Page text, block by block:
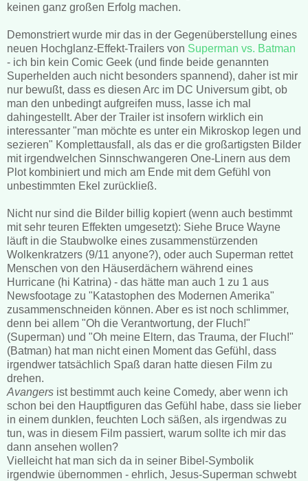
keinen ganz großen Erfolg machen.
Demonstriert wurde mir das in der Gegenüberstellung eines
neuen Hochglanz-Effekt-Trailers von Superman vs. Batman
- ich bin kein Comic Geek (und finde beide genannten
Superhelden auch nicht besonders spannend), daher ist mir
nur bewußt, dass es diesen Arc im DC Universum gibt, ob
man den unbedingt aufgreifen muss, lasse ich mal
dahingestellt. Aber der Trailer ist insofern wirklich ein
interessanter "man möchte es unter ein Mikroskop legen und
sezieren" Komplettausfall, als das er die großartigsten Bilder
mit irgendwelchen Sinnschwangeren One-Linern aus dem
Plot kombiniert und mich am Ende mit dem Gefühl von
unbestimmten Ekel zurückließ.
Nicht nur sind die Bilder billig kopiert (wenn auch bestimmt
mit sehr teuren Effekten umgesetzt): Siehe Bruce Wayne
läuft in die Staubwolke eines zusammenstürzenden
Wolkenkratzers (9/11 anyone?), oder auch Superman rettet
Menschen von den Häuserdächern während eines
Hurricane (hi Katrina) - das hätte man auch 1 zu 1 aus
Newsfootage zu "Katastophen des Modernen Amerika"
zusammenschneiden können. Aber es ist noch schlimmer,
denn bei allem "Oh die Verantwortung, der Fluch!"
(Superman) und "Oh meine Eltern, das Trauma, der Fluch!"
(Batman) hat man nicht einen Moment das Gefühl, dass
irgendwer tatsächlich Spaß daran hatte diesen Film zu
drehen.
Avangers ist bestimmt auch keine Comedy, aber wenn ich
schon bei den Hauptfiguren das Gefühl habe, dass sie lieber
in einem dunklen, feuchten Loch säßen, als irgendwas zu
tun, was in diesem Film passiert, warum sollte ich mir das
dann ansehen wollen?
Vielleicht hat man sich da in seiner Bibel-Symbolik
irgendwie übernommen - ehrlich, Jesus-Superman schwebt